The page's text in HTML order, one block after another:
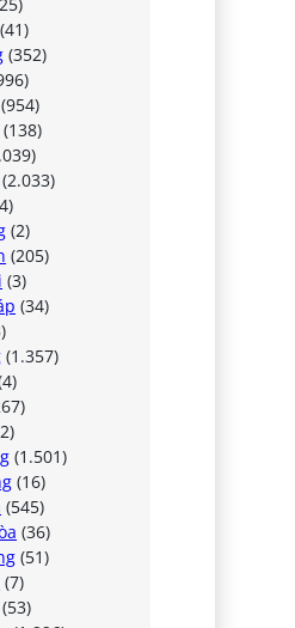
(41)
(352)
(954)
(138)
(2.033)
(2)
(205)
(3)
(34)
(1.357)
(1.501)
(16)
(545)
(36)
(51)
(7)
(53)